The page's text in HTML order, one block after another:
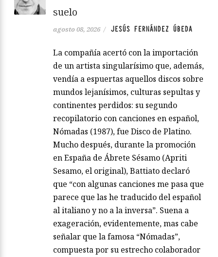
suelo
agosto 08, 2026 / JESÚS FERNÁNDEZ ÚBEDA
La compañía acertó con la importación
de un artista singularísimo que, además,
vendía a espuertas aquellos discos sobre
mundos lejanísimos, culturas sepultas y
continentes perdidos: su segundo
recopilatorio con canciones en español,
Nómadas (1987), fue Disco de Platino.
Mucho después, durante la promoción
en España de Ábrete Sésamo (Apriti
Sesamo, el original), Battiato declaró
que “con algunas canciones me pasa que
parece que las he traducido del español
al italiano y no a la inversa”. Suena a
exageración, evidentemente, mas cabe
señalar que la famosa “Nómadas”,
compuesta por su estrecho colaborador